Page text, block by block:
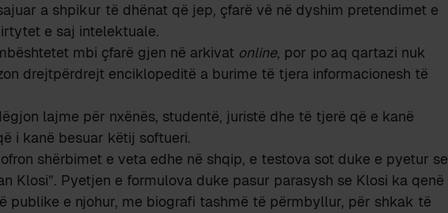
a shpikur të dhënat që jep, çfarë vë në dyshim pretendimet e
e saj intelektuale.
mbi çfarë gjen në arkivat online, por po aq qartazi nuk
drejtpërdrejt enciklopeditë a burime të tjera informacionesh të
lajme për nxënës, studentë, juristë dhe të tjerë që e kanë
i kanë besuar këtij softueri.
shërbimet e veta edhe në shqip, e testova sot duke e pyetur se
Klosi”. Pyetjen e formulova duke pasur parasysh se Klosi ka qenë
publike e njohur, me biografi tashmë të përmbyllur, për shkak të